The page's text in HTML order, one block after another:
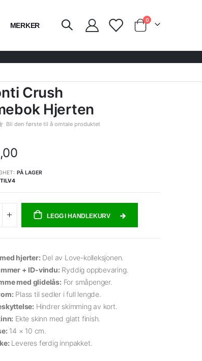
MERKER kurven
0elementer
Crush
Hjerten
Bli den første til å omtale produktet
PÅ LAGER
LEGG I HANDLEKURV
hjerter: Del av Love-kolleksjonen.
+ ID-vindu: Ryddig oppbevaring.
med glidelås: For småpenger.
Plass til sedler i full lengde.
Hindrer skimming av kort.
Ekte skinn med glatt finish.
14 × 10 cm.
Leveres ferdig innpakket.